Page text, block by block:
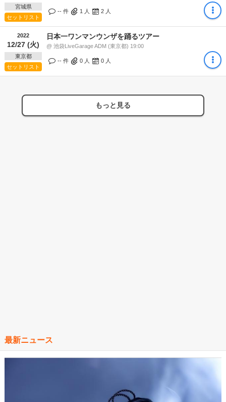
宮城県
セットリスト
-- 件 1 人 2 人
2022
12/27 (火)
東京都
セットリスト
日本一ワンマンウンザを踊るツアー
@ 池袋LiveGarage ADM (東京都) 19:00
-- 件 0 人 0 人
もっと見る
最新ニュース